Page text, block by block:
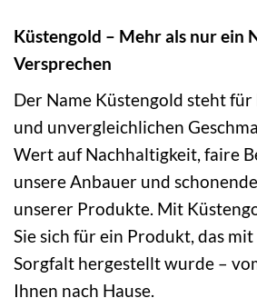
Küstengold – Mehr als nur ein
Versprechen
Der Name Küstengold steht
und unvergleichlichen
Wert auf Nachhaltigkeit, faire
unsere Anbauer und
unserer Produkte. Mit
Sie sich für ein Produkt, das
Sorgfalt hergestellt wurde –
Ihnen nach Hause.